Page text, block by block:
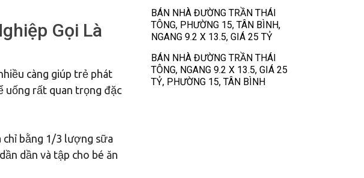
Gọi Là
càng giúp trẻ phát
uống rất quan trọng đặc
chỉ bằng 1/3 lượng sữa
dần và tập cho bé ăn
BÁN NHÀ ĐƯỜNG TRẦN THÁI
TÔNG, PHƯỜNG 15, TÂN BÌNH,
NGANG 9.2 X 13.5, GIÁ 25 TỶ
BÁN NHÀ ĐƯỜNG TRẦN THÁI
TÔNG, NGANG 9.2 X 13.5, GIÁ 25
TỶ, PHƯỜNG 15, TÂN BÌNH